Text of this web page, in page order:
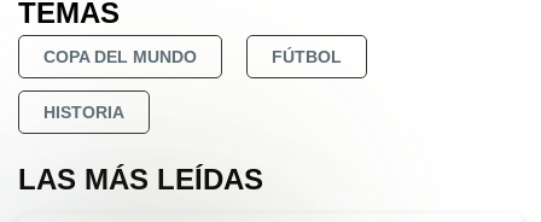
TEMAS
COPA DEL MUNDO FÚTBOL
HISTORIA
LAS MÁS LEÍDAS